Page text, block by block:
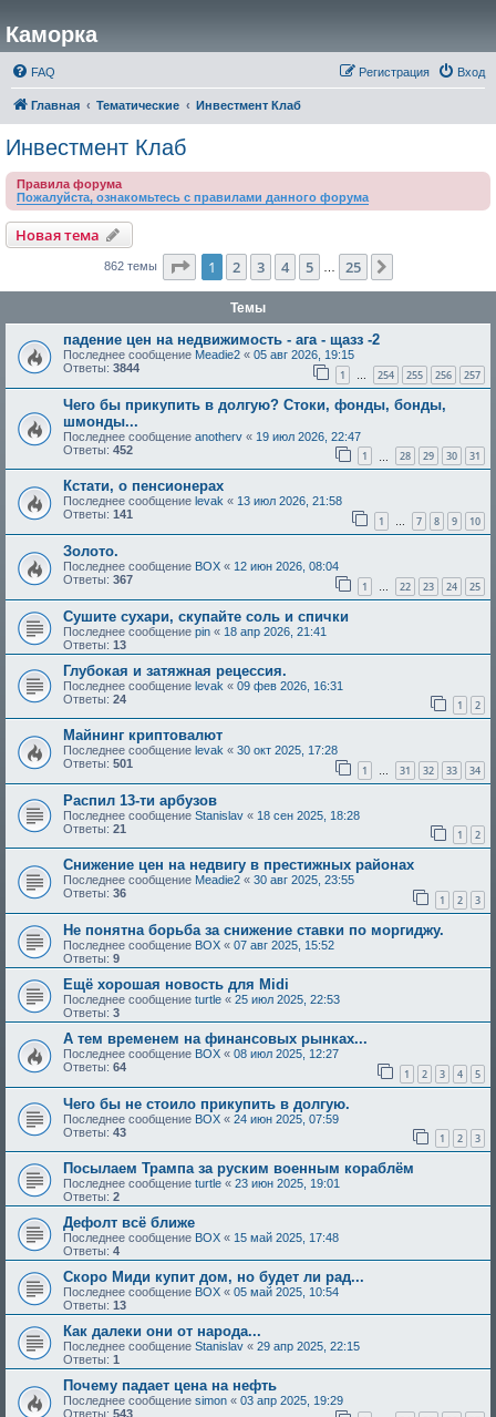
Каморка
FAQ Вход
Регистрация
Главная Тематические Инвестмент Клаб
Инвестмент Клаб
Правила форума
Пожалуйста, ознакомьтесь с правилами данного форума
Новая тема
862 темы Страница из 25
1 2 3 4 5 25
Темы
падение цен на недвижимость - ага - щазз -2
Последнее сообщение Meadie2 « 05 авг 2026, 19:15
Ответы: 3844 1 … 254 255 256 257
Чего бы прикупить в долгую? Стоки, фонды, бонды,
шмонды...
Последнее сообщение anotherv « 19 июл 2026, 22:47
Ответы: 452 1 28 29 30 31
Кстати, о пенсионерах
Последнее сообщение levak « 13 июл 2026, 21:58
Ответы: 141 1 … 7 8 9 10
Золото.
Последнее сообщение BOX « 12 июн 2026, 08:04
Ответы: 367 1 … 22 23 24 25
Сушите сухари, скупайте соль и спички
Последнее сообщение pin « 18 апр 2026, 21:41
Ответы: 13
Глубокая и затяжная рецессия.
Последнее сообщение levak « 09 фев 2026, 16:31
Ответы: 24 1 2
Майнинг криптовалют
Последнее сообщение levak « 30 окт 2025, 17:28
Ответы: 501 1 … 31 32 33 34
Распил 13-ти арбузов
Последнее сообщение Stanislav « 18 сен 2025, 18:28
Ответы: 21 1 2
Снижение цен на недвигу в престижных районах
Последнее сообщение Meadie2 « 30 авг 2025, 23:55
Ответы: 36 1 2 3
Не понятна борьба за снижение ставки по моргиджу.
Последнее сообщение BOX « 07 авг 2025, 15:52
Ответы: 9
Ещё хорошая новость для Midi
Последнее сообщение turtle « 25 июл 2025, 22:53
Ответы: 3
А тем временем на финансовых рынках...
Последнее сообщение BOX « 08 июл 2025, 12:27
Ответы: 64 1 2 3 4 5
Чего бы не стоило прикупить в долгую.
Последнее сообщение BOX « 24 июн 2025, 07:59
Ответы: 43 1 2 3
Посылаем Трампа за руским военным кораблём
Последнее сообщение turtle « 23 июн 2025, 19:01
Ответы: 2
Дефолт всё ближе
Последнее сообщение BOX « 15 май 2025, 17:48
Ответы: 4
Скоро Миди купит дом, но будет ли рад...
Последнее сообщение BOX « 05 май 2025, 10:54
Ответы: 13
Как далеки они от народа...
Последнее сообщение Stanislav « 29 апр 2025, 22:15
Ответы: 1
Почему падает цена на нефть
Последнее сообщение simon « 03 апр 2025, 19:29
Ответы: 543